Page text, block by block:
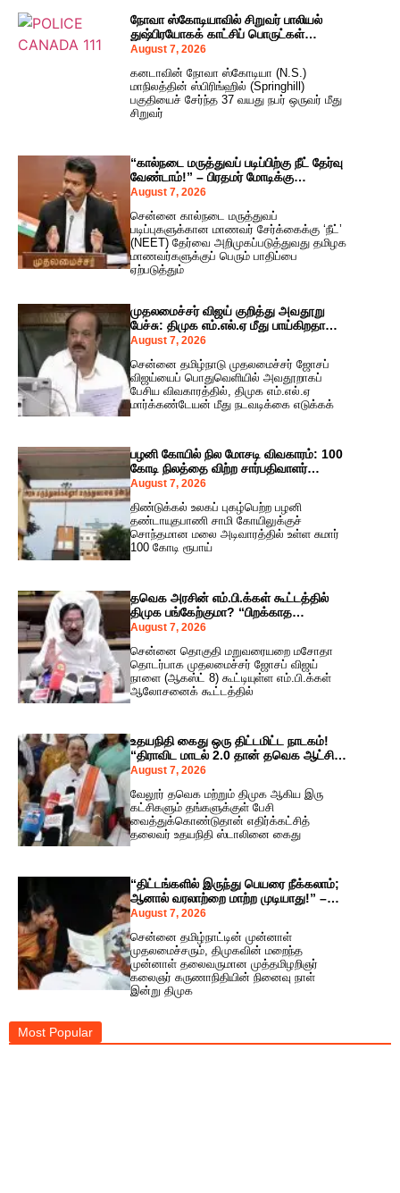
நோவா ஸ்கோடியாவில் சிறுவர் பாலியல்
துஷ்பிரயோகக் காட்சிப் பொருட்கள்
வைத்திருந்த நபர் மீது குற்றம்சாட்டு!
August 7, 2026
கனடாவின் நோவா ஸ்கோடியா (N.S.)
மாநிலத்தின் ஸ்பிரிங்ஹில் (Springhill)
பகுதியைச் சேர்ந்த 37 வயது நபர் ஒருவர் மீது
சிறுவர்
“கால்நடை மருத்துவப் படிப்பிற்கு நீட் தேர்வு
வேண்டாம்!” – பிரதமர் மோடிக்கு
முதலமைச்சர் விஜய் அதிரடி கடிதம்!
August 7, 2026
சென்னை கால்நடை மருத்துவப்
படிப்புகளுக்கான மாணவர் சேர்க்கைக்கு ‘நீட்’
(NEET) தேர்வை அறிமுகப்படுத்துவது தமிழக
மாணவர்களுக்குப் பெரும் பாதிப்பை
ஏற்படுத்தும்
முதலமைச்சர் விஜய் குறித்து அவதூறு
பேச்சு: திமுக எம்.எல்.ஏ மீது பாய்கிறதா
உரிமை மீறல் நடவடிக்கை?
August 7, 2026
சென்னை தமிழ்நாடு முதலமைச்சர் ஜோசப்
விஜய்யைப் பொதுவெளியில் அவதூறாகப்
பேசிய விவகாரத்தில், திமுக எம்.எல்.ஏ
மார்க்கண்டேயன் மீது நடவடிக்கை எடுக்கக்
பழனி கோயில் நில மோசடி விவகாரம்: 100
கோடி நிலத்தை விற்ற சார்பதிவாளர்
மருத்துவமனையிலேயே நீதிமன்றக் காவல்!
August 7, 2026
திண்டுக்கல் உலகப் புகழ்பெற்ற பழனி
தண்டாயுதபாணி சாமி கோயிலுக்குச்
சொந்தமான மலை அடிவாரத்தில் உள்ள சுமார்
100 கோடி ரூபாய்
தவெக அரசின் எம்.பி.க்கள் கூட்டத்தில்
திமுக பங்கேற்குமா? “பிறக்காத
குழந்தைக்குப் பெயர் வைப்பதா?” –
August 7, 2026
சென்னை தொகுதி மறுவரையறை மசோதா
தொடர்பாக முதலமைச்சர் ஜோசப் விஜய்
நாளை (ஆகஸ்ட் 8) கூட்டியுள்ள எம்.பி.க்கள்
ஆலோசனைக் கூட்டத்தில்
உதயநிதி கைது ஒரு திட்டமிட்ட நாடகம்!
“திராவிட மாடல் 2.0 தான் தவெக ஆட்சி”
– அர்ஜுன் சம்பத் பகிரங்கக் குற்றச்சாட்டு!
August 7, 2026
வேலூர் தவெக மற்றும் திமுக ஆகிய இரு
கட்சிகளும் தங்களுக்குள் பேசி
வைத்துக்கொண்டுதான் எதிர்க்கட்சித்
தலைவர் உதயநிதி ஸ்டாலினை கைது
“திட்டங்களில் இருந்து பெயரை நீக்கலாம்;
ஆனால் வரலாற்றை மாற்ற முடியாது!” –
கலைஞர் நினைவு நாளில் கனிமொழி எம்.பி.
August 7, 2026
சென்னை தமிழ்நாட்டின் முன்னாள்
முதலமைச்சரும், திமுகவின் மறைந்த
முன்னாள் தலைவருமான முத்தமிழறிஞர்
கலைஞர் கருணாநிதியின் நினைவு நாள்
இன்று திமுக
Most Popular